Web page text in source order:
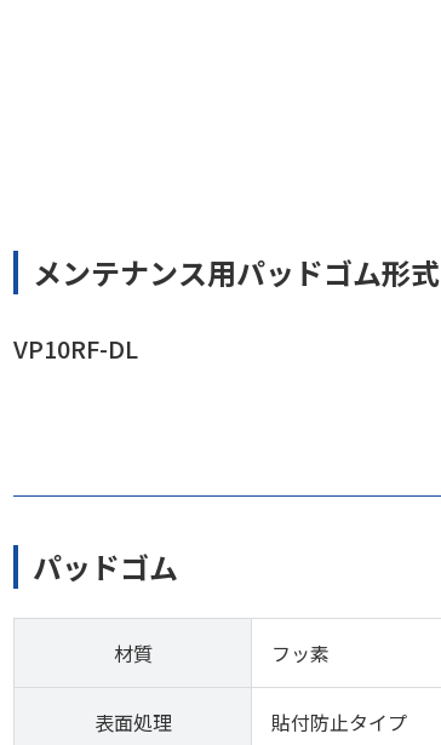
メンテナンス用パッドゴム形式
VP10RF-DL
パッドゴム
材質 フッ素
表面処理 貼付防止タイプ